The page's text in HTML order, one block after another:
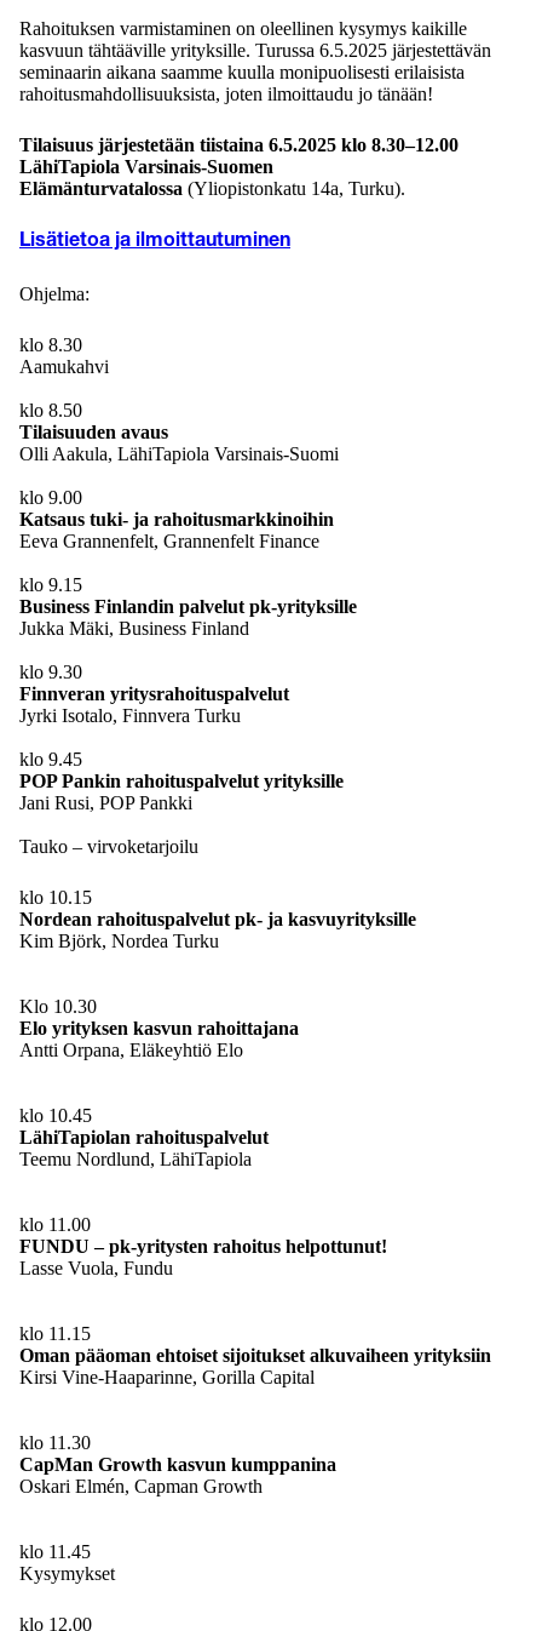
Rahoituksen varmistaminen on oleellinen kysymys kaikille
kasvuun tähtääville yrityksille. Turussa 6.5.2025 järjestettävän
seminaarin aikana saamme kuulla monipuolisesti erilaisista
rahoitusmahdollisuuksista, joten ilmoittaudu jo tänään!
Tilaisuus järjestetään tiistaina 6.5.2025 klo 8.30–12.00
LähiTapiola Varsinais-Suomen
Elämänturvatalossa (Yliopistonkatu 14a, Turku).
Lisätietoa ja ilmoittautuminen
Ohjelma:
klo 8.30
Aamukahvi
klo 8.50
Tilaisuuden avaus
Olli Aakula, LähiTapiola Varsinais-Suomi
klo 9.00
Katsaus tuki- ja rahoitusmarkkinoihin
Eeva Grannenfelt, Grannenfelt Finance
klo 9.15
Business Finlandin palvelut pk-yrityksille
Jukka Mäki, Business Finland
klo 9.30
Finnveran yritysrahoituspalvelut
Jyrki Isotalo, Finnvera Turku
klo 9.45
POP Pankin rahoituspalvelut yrityksille
Jani Rusi, POP Pankki
Tauko – virvoketarjoilu
klo 10.15
Nordean rahoituspalvelut pk- ja kasvuyrityksille
Kim Björk, Nordea Turku
Klo 10.30
Elo yrityksen kasvun rahoittajana
Antti Orpana, Eläkeyhtiö Elo
klo 10.45
LähiTapiolan rahoituspalvelut
Teemu Nordlund, LähiTapiola
klo 11.00
FUNDU – pk-yritysten rahoitus helpottunut!
Lasse Vuola, Fundu
klo 11.15
Oman pääoman ehtoiset sijoitukset alkuvaiheen yrityksiin
Kirsi Vine-Haaparinne, Gorilla Capital
klo 11.30
CapMan Growth kasvun kumppanina
Oskari Elmén, Capman Growth
klo 11.45
Kysymykset
klo 12.00